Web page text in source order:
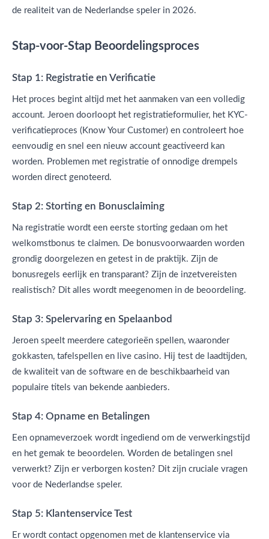
de realiteit van de Nederlandse speler in 2026.
Stap-voor-Stap Beoordelingsproces
Stap 1: Registratie en Verificatie
Het proces begint altijd met het aanmaken van een volledig
account. Jeroen doorloopt het registratieformulier, het KYC-
verificatieproces (Know Your Customer) en controleert hoe
eenvoudig en snel een nieuw account geactiveerd kan
worden. Problemen met registratie of onnodige drempels
worden direct genoteerd.
Stap 2: Storting en Bonusclaiming
Na registratie wordt een eerste storting gedaan om het
welkomstbonus te claimen. De bonusvoorwaarden worden
grondig doorgelezen en getest in de praktijk. Zijn de
bonusregels eerlijk en transparant? Zijn de inzetvereisten
realistisch? Dit alles wordt meegenomen in de beoordeling.
Stap 3: Spelervaring en Spelaanbod
Jeroen speelt meerdere categorieën spellen, waaronder
gokkasten, tafelspellen en live casino. Hij test de laadtijden,
de kwaliteit van de software en de beschikbaarheid van
populaire titels van bekende aanbieders.
Stap 4: Opname en Betalingen
Een opnameverzoek wordt ingediend om de verwerkingstijd
en het gemak te beoordelen. Worden de betalingen snel
verwerkt? Zijn er verborgen kosten? Dit zijn cruciale vragen
voor de Nederlandse speler.
Stap 5: Klantenservice Test
Er wordt contact opgenomen met de klantenservice via